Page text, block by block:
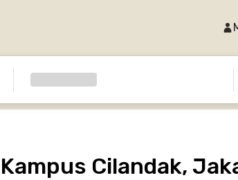
Cilandak,